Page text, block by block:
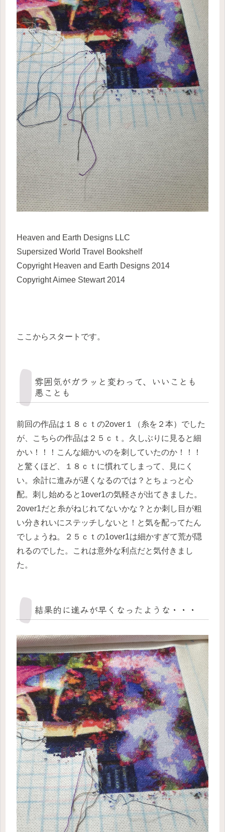
Heaven and Earth Designs LLC
Supersized World Travel Bookshelf
Copyright Heaven and Earth Designs 2014
Copyright Aimee Stewart 2014
ここからスタートです。
雰囲気がガラッと変わって、いいことも
悪ことも
前回の作品は１８ｃｔの2over１（糸を２本）でした
が、こちらの作品は２５ｃｔ。久しぶりに見ると細
かい！！！こんな細かいのを刺していたのか！！！
と驚くほど、１８ｃｔに慣れてしまって、見にく
い。余計に進みが遅くなるのでは？とちょっと心
配。刺し始めると1over1の気軽さが出てきました。
2over1だと糸がねじれてないかな？とか刺し目が粗
い分きれいにステッチしないと！と気を配ってたん
でしょうね。２５ｃｔの1over1は細かすぎて荒が隠
れるのでした。これは意外な利点だと気付きまし
た。
結果的に進みが早くなったような・・・